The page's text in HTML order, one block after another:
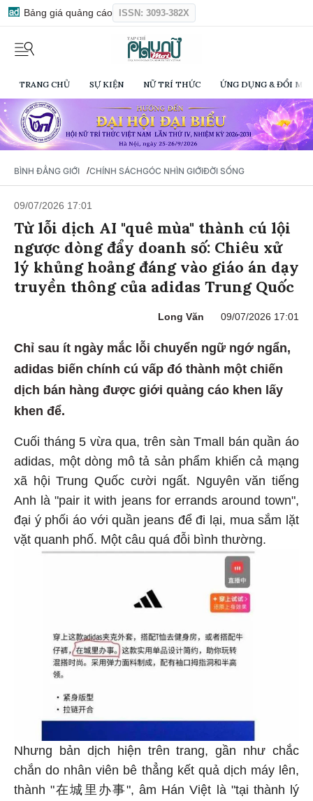
Bảng giá quảng cáo ISSN: 3093-382X
TRANG CHỦ SỰ KIỆN NỮ TRÍ THỨC ỨNG DỤNG & ĐỔI
BÌNH ĐẲNG GIỚI /CHÍNH SÁCHGÓC NHÌN GIỚIĐỜI SỐNG
09/07/2026 17:01
Từ lỗi dịch AI "quê mùa" thành cú lội
ngược dòng đẩy doanh số: Chiêu xử
lý khủng hoảng đáng vào giáo án dạy
truyền thông của adidas Trung Quốc
Long Văn 09/07/2026 17:01
Chỉ sau ít ngày mắc lỗi chuyển ngữ ngớ ngẩn,
adidas biến chính cú vấp đó thành một chiến
dịch bán hàng được giới quảng cáo khen lấy
khen để.
Cuối tháng 5 vừa qua, trên sàn Tmall bán quần áo
adidas, một dòng mô tả sản phẩm khiến cả mạng
xã hội Trung Quốc cười ngất. Nguyên văn tiếng
Anh là "pair it with jeans for errands around town",
đại ý phối áo với quần jeans để đi lại, mua sắm lặt
vặt quanh phố. Một câu quá đỗi bình thường.
Nhưng bản dịch hiện trên trang, gần như chắc
chắn do nhân viên bê thẳng kết quả dịch máy lên,
thành "在城里办事", âm Hán Việt là "tại thành lý